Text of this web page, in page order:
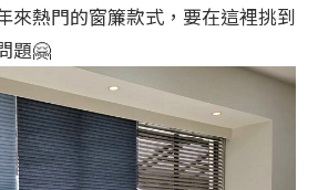
來熱門的窗簾款式，要在這裡挑到
題🤗